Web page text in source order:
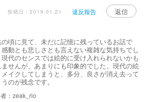
投稿日：2019.01.21 違反報告 返信
頃に見て、未だに記憶に残っているお話で
動とも悲しさとも言えない複雑な気持ちでし
現代のセンスでは絵的に受け入れられないかも
ませんが、あまりにも印象的でした。現代の絵
メイクしてしまうと、多分、良さが消え去って
のが残念です。
：zeak_rio